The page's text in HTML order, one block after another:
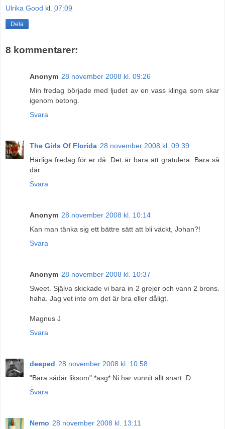
Ulrika Good kl. 07:09
Dela
8 kommentarer:
Anonym 28 november 2008 kl. 09:26
Min fredag började med ljudet av en vass klinga som skar
igenom betong.
Svara
The Girls Of Florida 28 november 2008 kl. 09:39
Härliga fredag för er då. Det är bara att gratulera. Bara så
där.
Svara
Anonym 28 november 2008 kl. 10:14
Kan man tänka sig ett bättre sätt att bli väckt, Johan?!
Svara
Anonym 28 november 2008 kl. 10:37
Sweet. Själva skickade vi bara in 2 grejer och vann 2 brons.
haha. Jag vet inte om det är bra eller dåligt.
Magnus J
Svara
deeped 28 november 2008 kl. 10:58
"Bara sådär liksom" *asg* Ni har vunnit allt snart :D
Svara
Nemo 28 november 2008 kl. 13:11